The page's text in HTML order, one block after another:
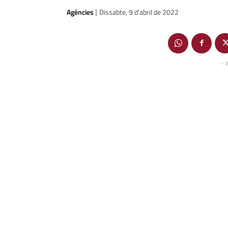
Agències | Dissabte, 9 d'abril de 2022
-